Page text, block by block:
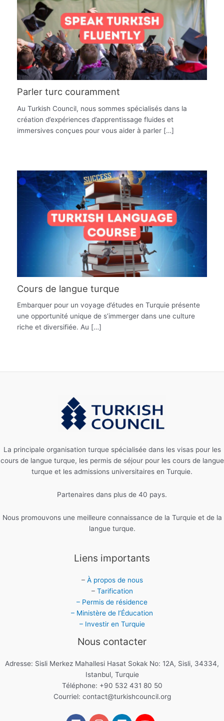
Parler turc couramment
Au Turkish Council, nous sommes spécialisés dans la
création d’expériences d’apprentissage fluides et
immersives conçues pour vous aider à parler […]
Cours de langue turque
Embarquer pour un voyage d’études en Turquie présente
une opportunité unique de s’immerger dans une culture
riche et diversifiée. Au […]
La principale organisation turque spécialisée dans les visas pour les
cours de langue turque, les permis de séjour pour les cours de langue
turque et les admissions universitaires en Turquie.
Partenaires dans plus de 40 pays.
Nous promouvons une meilleure connaissance de la Turquie et de la
langue turque.
Liens importants
– À propos de nous
– Tarification
– Permis de résidence
– Ministère de l’Éducation
– Investir en Turquie
Nous contacter
Adresse: Sisli Merkez Mahallesi Hasat Sokak No: 12A, Sisli, 34334,
Istanbul, Turquie
Téléphone: +90 532 431 80 50
Courriel: contact@turkishcouncil.org